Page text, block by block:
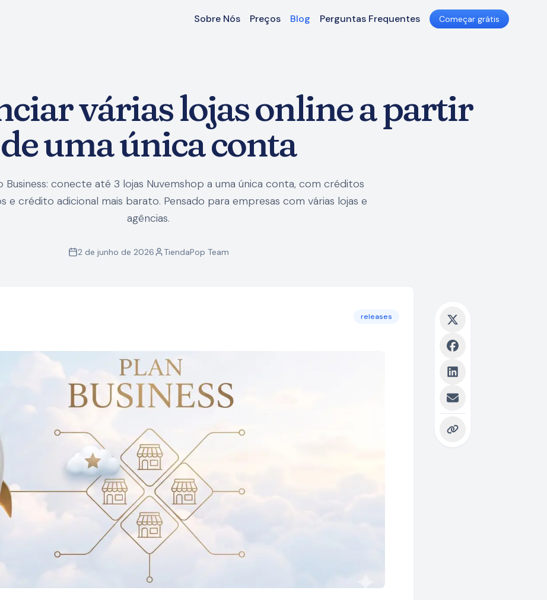
Sobre Nós Preços Blog Perguntas Frequentes Começar grátis
várias lojas online a partir
de uma única conta
Business: conecte até 3 lojas Nuvemshop a uma única conta, com créditos
e crédito adicional mais barato. Pensado para empresas com várias lojas e
agências.
2 de junho de 2026 TiendaPop Team
releases